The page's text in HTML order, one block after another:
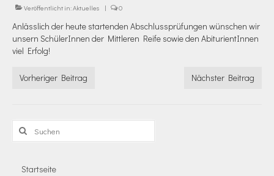
Veröffentlicht in:Aktuelles | 0
Anlässlich der heute startenden Abschlussprüfungen wünschen wir
unsern SchülerInnen der Mittleren Reife sowie den AbiturientInnen
viel Erfolg!
Vorheriger Beitrag Nächster Beitrag
Suchen
nach:
Startseite